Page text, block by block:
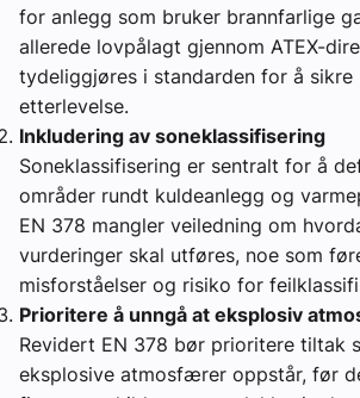
for anlegg som bruker brannfarlige
allerede lovpålagt gjennom ATEX-
tydeliggjøres i standarden for å sikre
etterlevelse.
Inkludering av soneklassifisering
Soneklassifisering er sentralt for å
områder rundt kuldeanlegg og
EN 378 mangler veiledning om
vurderinger skal utføres, noe som
misforståelser og risiko for
Prioritere å unngå at eksplosiv
Revidert EN 378 bør prioritere tiltak
eksplosive atmosfærer oppstår, før